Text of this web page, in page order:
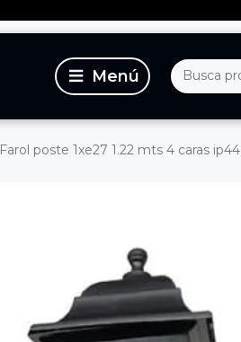
Farol poste 1xe27 1.22 mts 4 caras ip44